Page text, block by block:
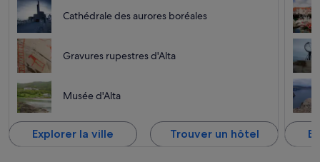
Cathédrale des aurores boréales
Gravures rupestres d'Alta
Musée d'Alta
Explorer la ville Trouver un hôtel